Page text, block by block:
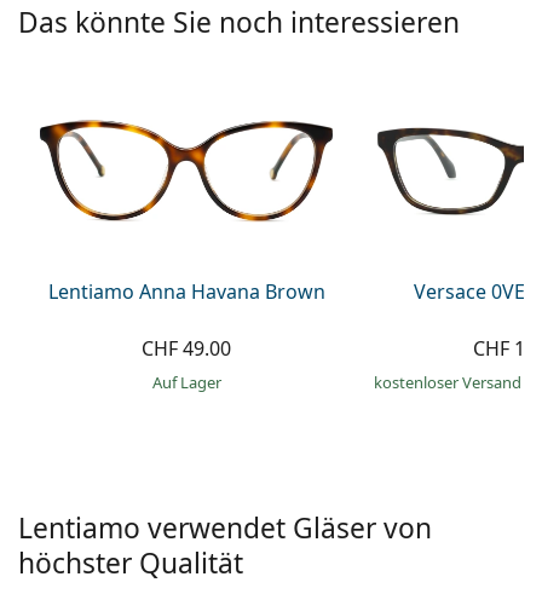
Marc Jacobs
Prada
Alle Marken
Das könnte Sie noch interessieren
Lentiamo Anna Havana Brown
CHF 49.00
auf Lager
Versace
CHF
kostenloser Versand
Lentiamo verwendet Gläser von
höchster Qualität